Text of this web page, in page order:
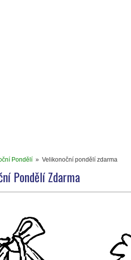
Pondělí » Velikonoční pondělí zdarma
Pondělí Zdarma